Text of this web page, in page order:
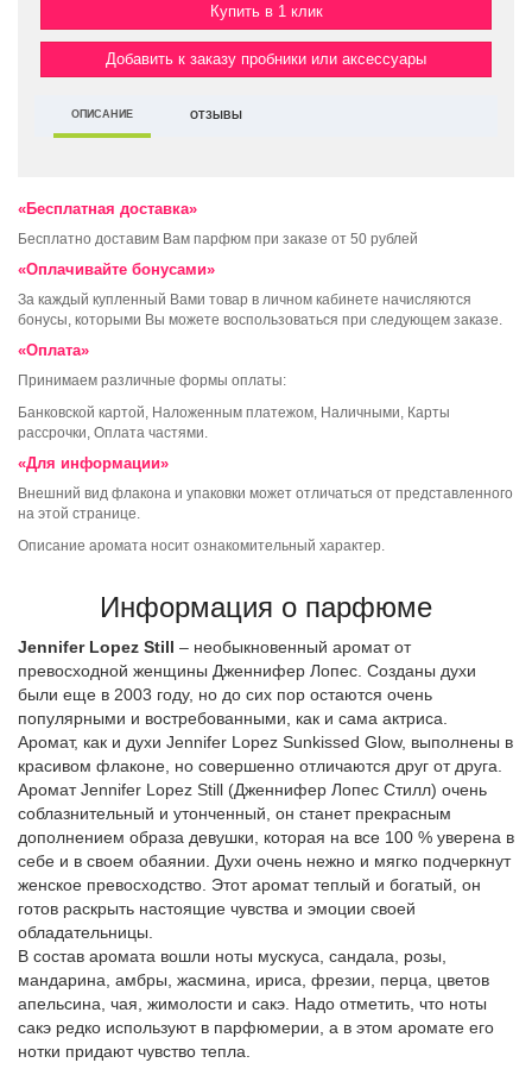
Купить в 1 клик
Добавить к заказу пробники или аксессуары
ОПИСАНИЕ ОТЗЫВЫ
«Бесплатная доставка»
Бесплатно доставим Вам парфюм при заказе от 50 рублей
«Оплачивайте бонусами»
За каждый купленный Вами товар в личном кабинете начисляются
бонусы, которыми Вы можете воспользоваться при следующем заказе.
«Оплата»
Принимаем различные формы оплаты:
Банковской картой, Наложенным платежом, Наличными, Карты
рассрочки, Оплата частями.
«Для информации»
Внешний вид флакона и упаковки может отличаться от представленного
на этой странице.
Описание аромата носит ознакомительный характер.
Информация о парфюме
Jennifer Lopez Still – необыкновенный аромат от
превосходной женщины Дженнифер Лопес. Созданы духи
были еще в 2003 году, но до сих пор остаются очень
популярными и востребованными, как и сама актриса.
Аромат, как и духи Jennifer Lopez Sunkissed Glow, выполнены в
красивом флаконе, но совершенно отличаются друг от друга.
Аромат Jennifer Lopez Still (Дженнифер Лопес Стилл) очень
соблазнительный и утонченный, он станет прекрасным
дополнением образа девушки, которая на все 100 % уверена в
себе и в своем обаянии. Духи очень нежно и мягко подчеркнут
женское превосходство. Этот аромат теплый и богатый, он
готов раскрыть настоящие чувства и эмоции своей
обладательницы.
В состав аромата вошли ноты мускуса, сандала, розы,
мандарина, амбры, жасмина, ириса, фрезии, перца, цветов
апельсина, чая, жимолости и сакэ. Надо отметить, что ноты
сакэ редко используют в парфюмерии, а в этом аромате его
нотки придают чувство тепла.